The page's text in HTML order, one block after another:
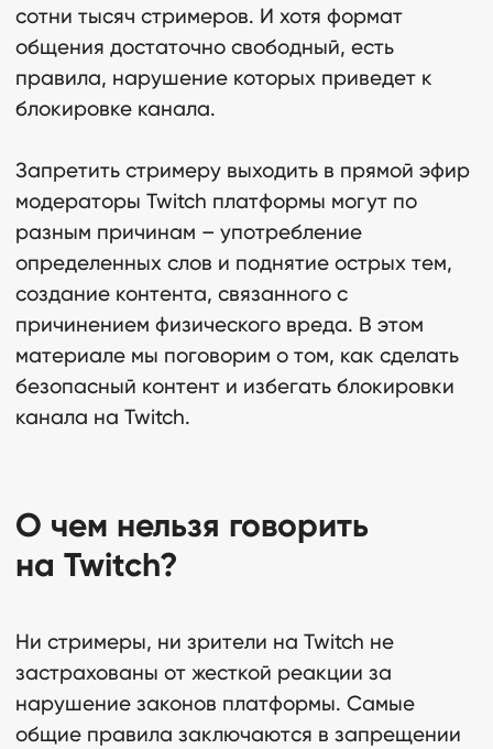
сотни тысяч стримеров. И хотя формат
общения достаточно свободный, есть
правила, нарушение которых приведет к
блокировке канала.
Запретить стримеру выходить в прямой эфир
модераторы Twitch платформы могут по
разным причинам – употребление
определенных слов и поднятие острых тем,
создание контента, связанного с
причинением физического вреда. В этом
материале мы поговорим о том, как сделать
безопасный контент и избегать блокировки
канала на Twitch.
О чем нельзя говорить
на Twitch?
Ни стримеры, ни зрители на Twitch не
застрахованы от жесткой реакции за
нарушение законов платформы. Самые
общие правила заключаются в запрещении